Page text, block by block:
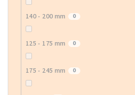
140 - 200 mm 0
125 - 175 mm 0
175 - 245 mm 0